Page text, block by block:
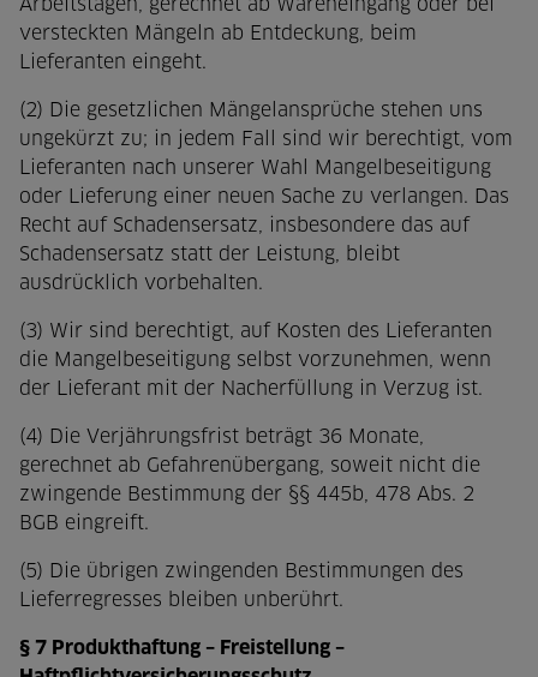
Arbeitstagen, gerechnet ab Wareneingang oder bei
versteckten Mängeln ab Entdeckung, beim
Lieferanten eingeht.
(2) Die gesetzlichen Mängelansprüche stehen uns
ungekürzt zu; in jedem Fall sind wir berechtigt, vom
Lieferanten nach unserer Wahl Mangelbeseitigung
oder Lieferung einer neuen Sache zu verlangen. Das
Recht auf Schadensersatz, insbesondere das auf
Schadensersatz statt der Leistung, bleibt
ausdrücklich vorbehalten.
(3) Wir sind berechtigt, auf Kosten des Lieferanten
die Mangelbeseitigung selbst vorzunehmen, wenn
der Lieferant mit der Nacherfüllung in Verzug ist.
(4) Die Verjährungsfrist beträgt 36 Monate,
gerechnet ab Gefahrenübergang, soweit nicht die
zwingende Bestimmung der §§ 445b, 478 Abs. 2
BGB eingreift.
(5) Die übrigen zwingenden Bestimmungen des
Lieferregresses bleiben unberührt.
§ 7 Produkthaftung – Freistellung –